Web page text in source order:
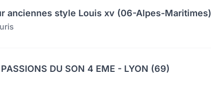
anciennes style Louis xv (06-Alpes-Maritimes)
DU SON 4 EME - LYON (69)